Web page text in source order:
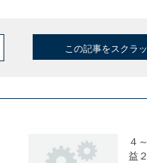
この記事をスクラ
４
益